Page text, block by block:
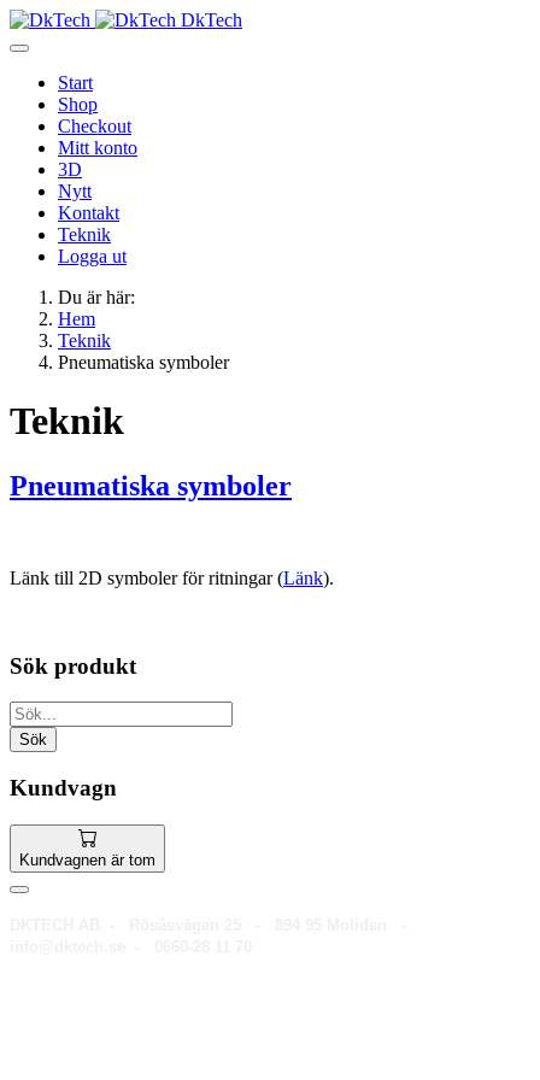
DkTech
Start
Shop
Checkout
Mitt konto
3D
Nytt
Kontakt
Teknik
Logga ut
Du är här:
Hem
Teknik
Pneumatiska symboler
Teknik
Pneumatiska symboler
Länk till 2D symboler för ritningar (Länk).
Sök produkt
Kundvagn
Kundvagnen är tom